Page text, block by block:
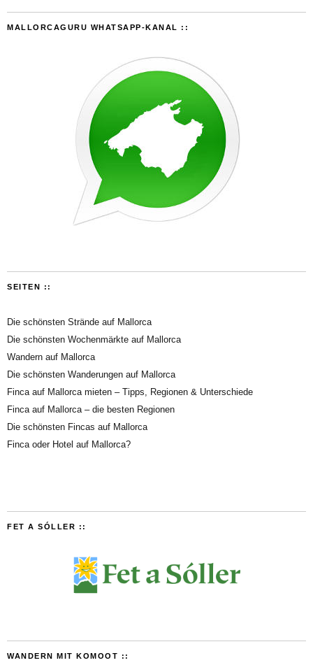
MALLORCAGURU WHATSAPP-KANAL ::
SEITEN ::
Die schönsten Strände auf Mallorca
Die schönsten Wochenmärkte auf Mallorca
Wandern auf Mallorca
Die schönsten Wanderungen auf Mallorca
Finca auf Mallorca mieten – Tipps, Regionen & Unterschiede
Finca auf Mallorca – die besten Regionen
Die schönsten Fincas auf Mallorca
Finca oder Hotel auf Mallorca?
FET A SÓLLER ::
WANDERN MIT KOMOOT ::